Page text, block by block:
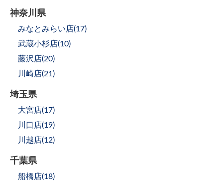
神奈川県
みなとみらい店(17)
武蔵小杉店(10)
藤沢店(20)
川崎店(21 )
埼玉県
大宮店(17)
川口店(19)
川越店(12)
千葉県
船橋店(18)